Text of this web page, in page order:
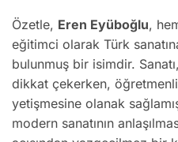
Özetle, Eren Eyüboğlu,
eğitimci olarak Türk
bulunmuş bir isimdir.
dikkat çekerken,
yetişmesine olanak
modern sanatının